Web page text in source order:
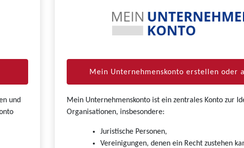
und
Mein Unternehmenskonto erstellen oder
Mein Unternehmenskonto ist ein zentrales Konto zur
Organisationen, insbesondere:
Juristische Personen,
Vereinigungen, denen ein Recht zustehen